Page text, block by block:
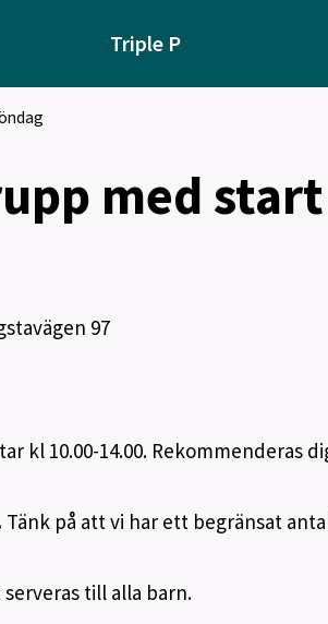
Triple P
med
97
kl 10.00-14.00. Rekommenderas
Tänk på att vi har ett begränsat
till alla barn.